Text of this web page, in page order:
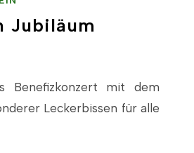
Jubiläum
Benefizkonzert mit dem
Leckerbissen für alle